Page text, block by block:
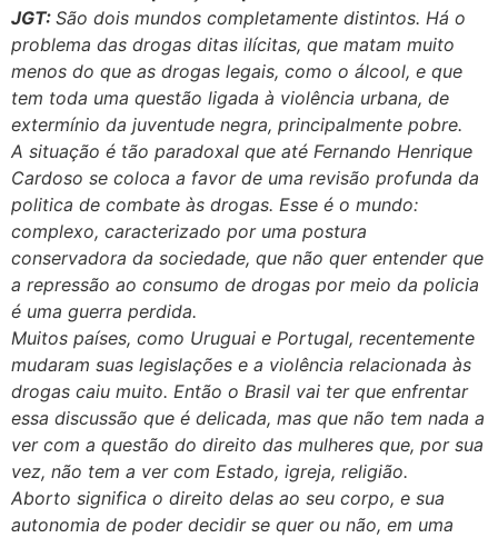
JGT: São dois mundos completamente distintos. Há o
problema das drogas ditas ilícitas, que matam muito
menos do que as drogas legais, como o álcool, e que
tem toda uma questão ligada à violência urbana, de
extermínio da juventude negra, principalmente pobre.
A situação é tão paradoxal que até Fernando Henrique
Cardoso se coloca a favor de uma revisão profunda da
politica de combate às drogas. Esse é o mundo:
complexo, caracterizado por uma postura
conservadora da sociedade, que não quer entender que
a repressão ao consumo de drogas por meio da policia
é uma guerra perdida.
Muitos países, como Uruguai e Portugal, recentemente
mudaram suas legislações e a violência relacionada às
drogas caiu muito. Então o Brasil vai ter que enfrentar
essa discussão que é delicada, mas que não tem nada a
ver com a questão do direito das mulheres que, por sua
vez, não tem a ver com Estado, igreja, religião.
Aborto significa o direito delas ao seu corpo, e sua
autonomia de poder decidir se quer ou não, em uma